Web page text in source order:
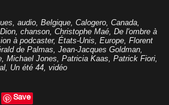
, audio, Belgique, Calogero, Canada,
, chanson, Christophe Maé, De l'ombre à
à podcaster, États-Unis, Europe, Florent
de Palmas, Jean-Jacques Goldman,
, Michael Jones, Patricia Kaas, Patrick Fiori,
, Un été 44, vidéo
Save